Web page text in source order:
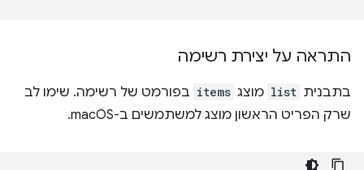
התראה על יצירת רשימה
בתבנית list מוצג items בפורמט של רשימה. שימו לב
שרק הפריט הראשון מוצג למשתמשים ב-macOS.